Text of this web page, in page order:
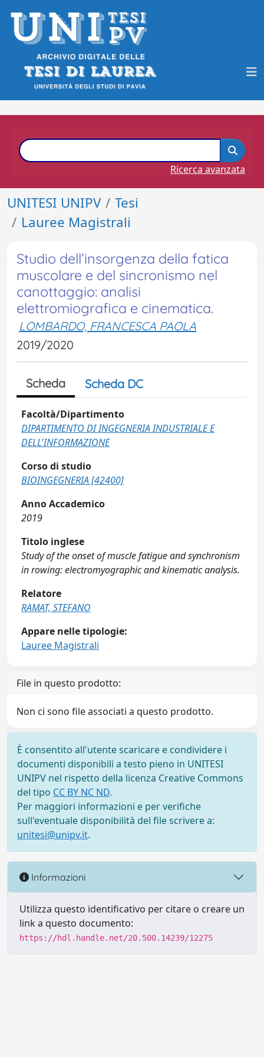
Ricerca avanzata
UNITESI UNIPV
Tesi
Lauree Magistrali
Studio dell’insorgenza della fatica
muscolare e del sincronismo nel
canottaggio: analisi
elettromiografica e cinematica.
LOMBARDO, FRANCESCA PAOLA
2019/2020
Scheda Scheda DC
Facoltà/Dipartimento
DIPARTIMENTO DI INGEGNERIA INDUSTRIALE E
DELL'INFORMAZIONE
Corso di studio
BIOINGEGNERIA [42400]
Anno Accademico
2019
Titolo inglese
Study of the onset of muscle fatigue and synchronism
in rowing: electromyographic and kinematic analysis.
Relatore
RAMAT, STEFANO
Appare nelle tipologie:
Lauree Magistrali
File in questo prodotto:
Non ci sono file associati a questo prodotto.
È consentito all'utente scaricare e condividere i
documenti disponibili a testo pieno in UNITESI
UNIPV nel rispetto della licenza Creative Commons
del tipo CC BY NC ND.
Per maggiori informazioni e per verifiche
sull'eventuale disponibilità del file scrivere a:
unitesi@unipv.it.
Informazioni
Utilizza questo identificativo per citare o creare un
link a questo documento:
https://hdl.handle.net/20.500.14239/12275